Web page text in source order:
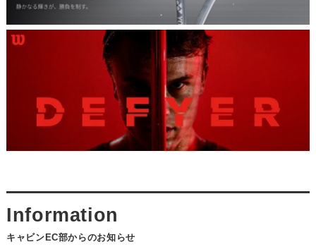
キャビンEC部からのお知らせ